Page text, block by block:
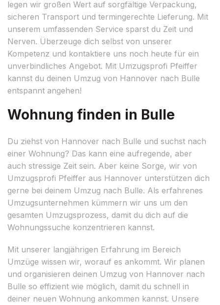
legen wir großen Wert auf sorgfältige Verpackung,
sicheren Transport und termingerechte Lieferung. Mit
unserem umfassenden Service sparst du Zeit und
Nerven. Überzeuge dich selbst von unserer
Kompetenz und kontaktiere uns noch heute für ein
unverbindliches Angebot. Mit Umzugsprofi Pfeiffer
kannst du deinen Umzug von Hannover nach Bulle
entspannt angehen!
Wohnung finden in Bulle
Du ziehst von Hannover nach Bulle und suchst nach
einer Wohnung? Das kann eine aufregende, aber
auch stressige Zeit sein. Aber keine Sorge, wir von
Umzugsprofi Pfeiffer aus Hannover unterstützen dich
gerne bei deinem Umzug nach Bulle. Als erfahrenes
Umzugsunternehmen kümmern wir uns um den
gesamten Umzugsprozess, damit du dich auf die
Wohnungssuche konzentrieren kannst.
Mit unserer langjährigen Erfahrung im Bereich
Umzüge wissen wir, worauf es ankommt. Wir planen
und organisieren deinen Umzug von Hannover nach
Bulle so effizient wie möglich, damit du schnell in
deiner neuen Wohnung ankommen kannst. Unsere